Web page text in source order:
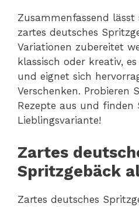
Zusammenfassend lässt
zartes deutsches
Variationen zubereitet
klassisch oder kreativ,
und eignet sich
Verschenken. Probieren
Rezepte aus und finden
Lieblingsvariante!
Zartes
Spritzgebäck
Zartes deutsches